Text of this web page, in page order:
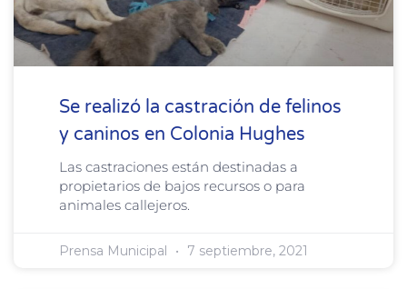
Se realizó la castración de felinos
y caninos en Colonia Hughes
Las castraciones están destinadas a
propietarios de bajos recursos o para
animales callejeros.
Prensa Municipal 7 septiembre, 2021